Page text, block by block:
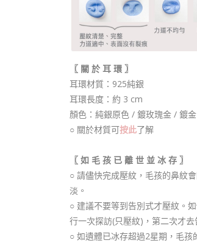
〖 關 於 耳 環 〗
耳環材質：925純銀
耳環長度：約 3 cm
顏色：純銀原色 / 鍍玫瑰金 / 鍍
○ 關於材質可按此了解
〖 如 毛 孩 已 離 世 並 冰 存 〗
○ 請儘快完成壓紋，毛孩的鼻紋
淡。
○ 建議不要等到告別式才壓紋。
行一次探訪(只壓紋)，第二次才去
○ 如遺體已冰存超過2星期，毛孩